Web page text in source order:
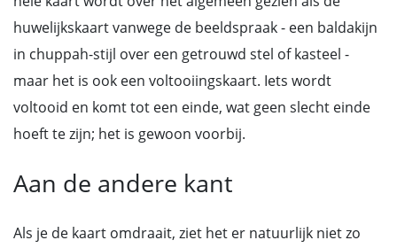
huwelijkskaart vanwege de beeldspraak - een baldakijn
in chuppah-stijl over een getrouwd stel of kasteel -
maar het is ook een voltooiingskaart. Iets wordt
voltooid en komt tot een einde, wat geen slecht einde
hoeft te zijn; het is gewoon voorbij.
Aan de andere kant
Als je de kaart omdraait, ziet het er natuurlijk niet zo